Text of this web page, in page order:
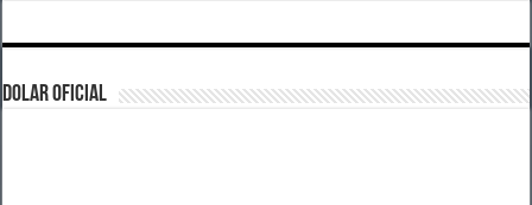
DOLAR OFICIAL